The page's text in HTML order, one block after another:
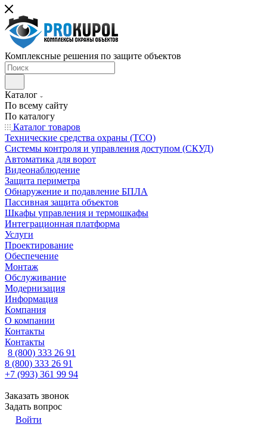
Комплексные решения по защите объектов
Каталог
По всему сайту
По каталогу
Каталог товаров
Технические средства охраны (ТСО)
Системы контроля и управления доступом (СКУД)
Автоматика для ворот
Видеонаблюдение
Защита периметра
Обнаружение и подавление БПЛА
Пассивная защита объектов
Шкафы управления и термошкафы
Интеграционная платформа
Услуги
Проектирование
Обеспечение
Монтаж
Обслуживание
Модернизация
Информация
Компания
О компании
Контакты
Контакты
8 (800) 333 26 91
8 (800) 333 26 91
+7 (993) 361 99 94
Заказать звонок
Задать вопрос
Войти